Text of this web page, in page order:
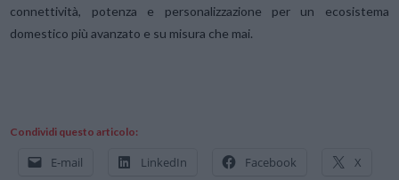
connettività, potenza e personalizzazione per un ecosistema
domestico più avanzato e su misura che mai.
Condividi questo articolo:
E-mail LinkedIn Facebook X